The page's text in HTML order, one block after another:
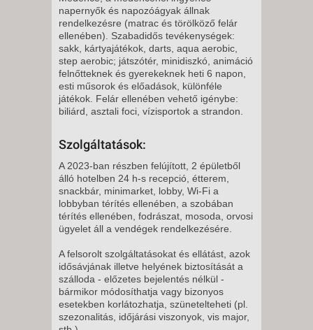
napernyők és napozóágyak állnak
rendelkezésre (matrac és törölköző felár
ellenében). Szabadidős tevékenységek:
sakk, kártyajátékok, darts, aqua aerobic,
step aerobic; játszótér, minidiszkó, animáció
felnőtteknek és gyerekeknek heti 6 napon,
esti műsorok és előadások, különféle
játékok. Felár ellenében vehető igénybe:
biliárd, asztali foci, vízisportok a strandon.
Szolgáltatások:
A 2023-ban részben felújított, 2 épületből
álló hotelben 24 h-s recepció, étterem,
snackbár, minimarket, lobby, Wi-Fi a
lobbyban térítés ellenében, a szobában
térítés ellenében, fodrászat, mosoda, orvosi
ügyelet áll a vendégek rendelkezésére.
A felsorolt szolgáltatásokat és ellátást, azok
idősávjának illetve helyének biztosítását a
szálloda - előzetes bejelentés nélkül -
bármikor módosíthatja vagy bizonyos
esetekben korlátozhatja, szünetelteheti (pl.
szezonalitás, időjárási viszonyok, vis major,